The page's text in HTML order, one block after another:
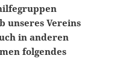
unseres Vereins
in anderen
folgendes